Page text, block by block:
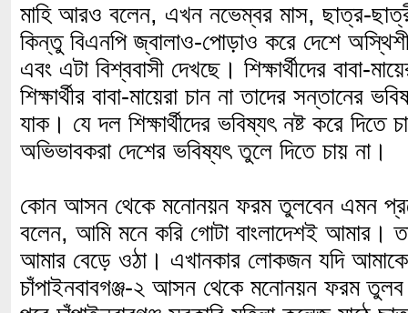
মাহি আরও বলেন, এখন নভেম্বর মাস, ছাত্র-
কিন্তু বিএনপি জ্বালাও-পোড়াও করে দেশে
এবং এটা বিশ্ববাসী দেখছে। শিক্ষার্থীদের বাবা-
শিক্ষার্থীর বাবা-মায়েরা চান না তাদের সন্তানের
যাক। যে দল শিক্ষার্থীদের ভবিষ্যৎ নষ্ট করে দিতে
অভিভাবকরা দেশের ভবিষ্যৎ তুলে দিতে চায় না।
কোন আসন থেকে মনোনয়ন ফরম তুলবেন এমন
বলেন, আমি মনে করি গোটা বাংলাদেশই আমার।
আমার বেড়ে ওঠা। এখানকার লোকজন যদি
চাঁপাইনবাবগঞ্জ-২ আসন থেকে মনোনয়ন ফরম